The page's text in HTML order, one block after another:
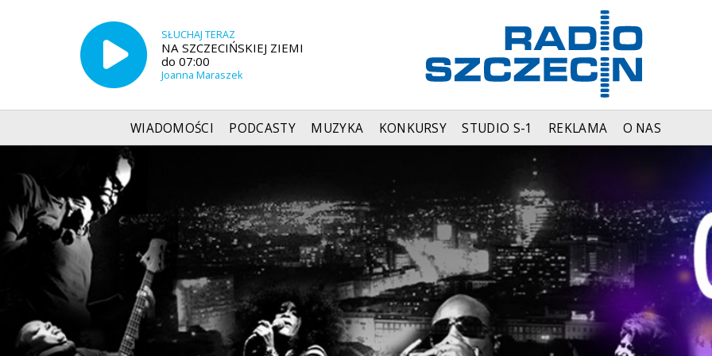
SŁUCHAJ TERAZ
NA SZCZECIŃSKIEJ ZIEMI
do 07:00
Joanna Maraszek
WIADOMOŚCI PODCASTY MUZYKA KONKURSY STUDIO S-1 REKLAMA O NAS